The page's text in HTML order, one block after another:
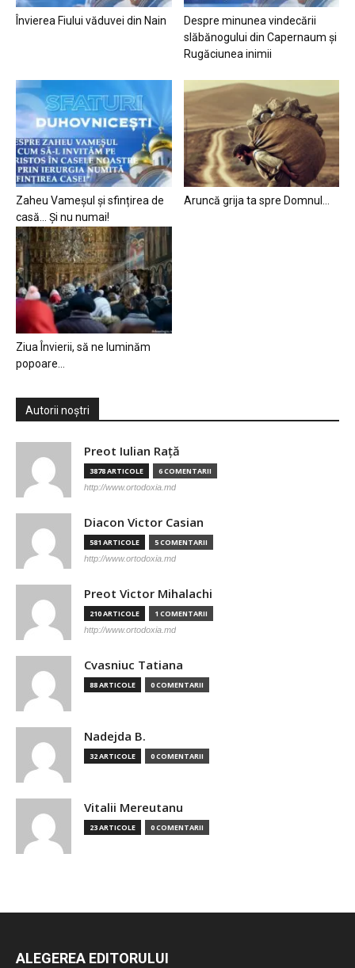
Învierea Fiului văduvei din Nain
Despre minunea vindecării
slăbănogului din Capernaum și
Rugăciunea inimii
Zaheu Vameșul și sfințirea de
casă… Și nu numai!
Aruncă grija ta spre Domnul…
Ziua Învierii, să ne luminăm
popoare…
Autorii noștri
Preot Iulian Raţă
3878 ARTICOLE 6 COMENTARII
http://www.ortodoxia.md
Diacon Victor Casian
581 ARTICOLE 5 COMENTARII
http://www.ortodoxia.md
Preot Victor Mihalachi
210 ARTICOLE 1 COMENTARII
http://www.ortodoxia.md
Cvasniuc Tatiana
88 ARTICOLE 0 COMENTARII
Nadejda B.
32 ARTICOLE 0 COMENTARII
Vitalii Mereutanu
23 ARTICOLE 0 COMENTARII
ALEGEREA EDITORULUI